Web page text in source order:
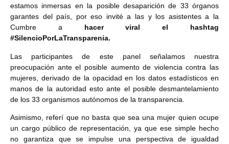
estamos inmersas en la posible desaparición de 33 órganos
garantes del país, por eso invité a las y los asistentes a la
Cumbre a hacer viral el hashtag
#SilencioPorLaTransparenia.
Las participantes de este panel señalamos nuestra
preocupación ante el posible aumento de violencia contra las
mujeres, derivado de la opacidad en los datos estadísticos en
manos de la autoridad esto ante el posible desmantelamiento
de los 33 organismos autónomos de la transparencia.
Asimismo, referí que no basta que sea una mujer quien ocupe
un cargo público de representación, ya que ese simple hecho
no garantiza que se impulse una perspectiva de igualdad